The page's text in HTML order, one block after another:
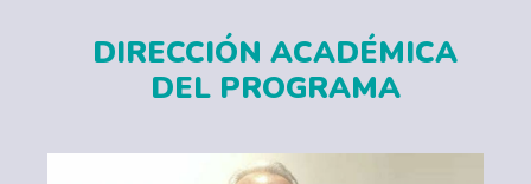
DIRECCIÓN ACADÉMICA
DEL PROGRAMA